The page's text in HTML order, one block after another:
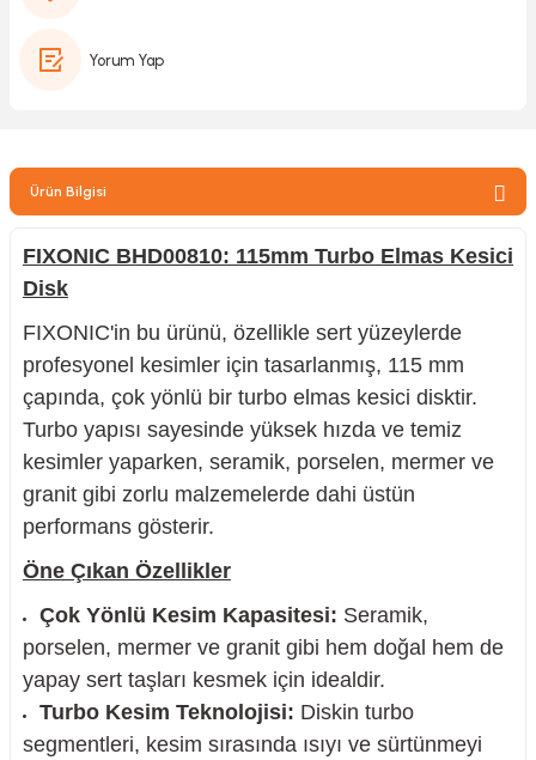
ve BisikletYorum Yap
Ürün Bilgisi
FIXONIC BHD00810: 115mm Turbo Elmas Kesici
Disk
FIXONIC'in bu ürünü, özellikle sert yüzeylerde
profesyonel kesimler için tasarlanmış, 115 mm
çapında, çok yönlü bir turbo elmas kesici disktir.
Turbo yapısı sayesinde yüksek hızda ve temiz
kesimler yaparken, seramik, porselen, mermer ve
granit gibi zorlu malzemelerde dahi üstün
performans gösterir.
Öne Çıkan Özellikler
Çok Yönlü Kesim Kapasitesi: Seramik,
porselen, mermer ve granit gibi hem doğal hem de
yapay sert taşları kesmek için idealdir.
Turbo Kesim Teknolojisi: Diskin turbo
segmentleri, kesim sırasında ısıyı ve sürtünmeyi